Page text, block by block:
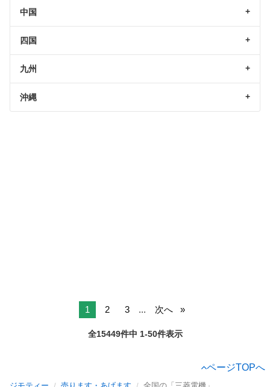
中国
四国
九州
沖縄
1 2 3 ... 次へ
全15449件中 1-50件表示
ページTOPへ